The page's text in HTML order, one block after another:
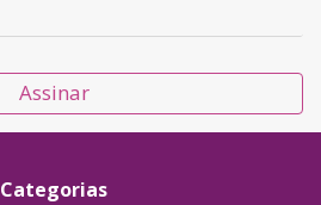
Assinar
Categorias